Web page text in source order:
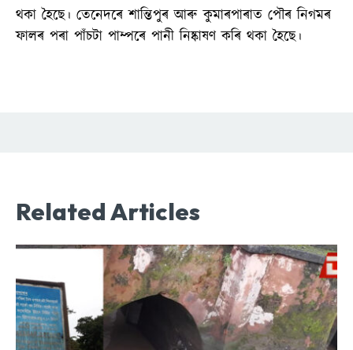
থকা হৈছে। তেনেদৰে শান্তিপুৰ আৰু কুমাৰপাৰাত পৌৰ নিগমৰ
ফালৰ পৰা পাঁচটা পাম্পৰে পানী নিষ্কাষণ কৰি থকা হৈছে।
Related Articles